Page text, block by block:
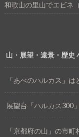
和歌山の里山でエビネ
山・展望・遠景・歴史
「あべのハルカス」は
展望台「ハルカス300
「京都府の山」の市町